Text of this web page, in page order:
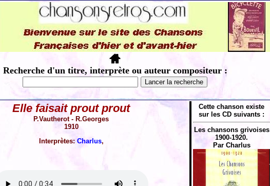
Recherche d'un titre, interprète ou auteur compositeur :
Elle faisait prout prout
P.Vautherot - R.Georges
1910
Interprètes: Charlus,
Cette chanson existe
sur les CD suivants :
Les chansons grivoises
1900-1920.
Par Charlus